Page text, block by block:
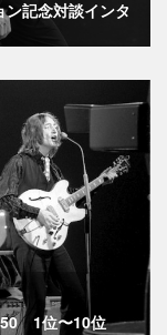
記念対談インタ
50 1位〜10位